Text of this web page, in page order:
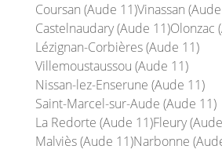
Coursan (Aude 11)Vinassan
Castelnaudary (Aude 11)Olonzac
Lézignan-Corbières (Aude 11)
Villemoustaussou (Aude 11)
Nissan-lez-Enserune (Aude 11)
Saint-Marcel-sur-Aude (Aude 11)
La Redorte (Aude 11)Fleury
Malviès (Aude 11)Narbonne